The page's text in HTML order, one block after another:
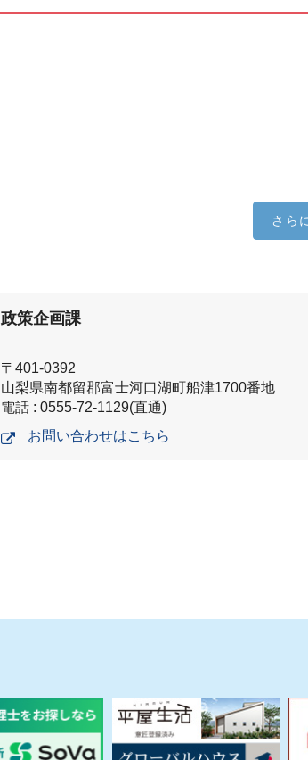
さら
政策企画課
〒401-0392
山梨県南都留郡富士河口湖町船津1700番地
電話 : 0555-72-1129(直通)
お問い合わせはこちら